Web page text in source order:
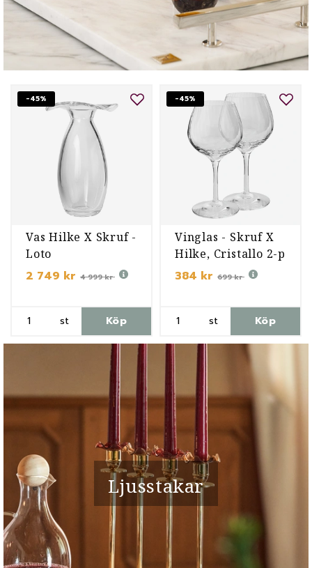
-45%
Vas Hilke X Skruf -
Loto
2 749 kr 4 999 kr
st Köp
-45%
Vinglas - Skruf X
Hilke, Cristallo 2-p
384 kr 699 kr
st Köp
Ljusstakar